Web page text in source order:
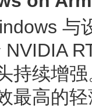
与
NVIDIA
持续增
最高的